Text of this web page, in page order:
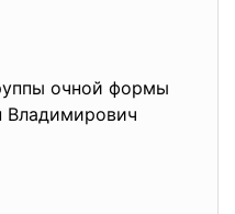
очной формы
Владимирович